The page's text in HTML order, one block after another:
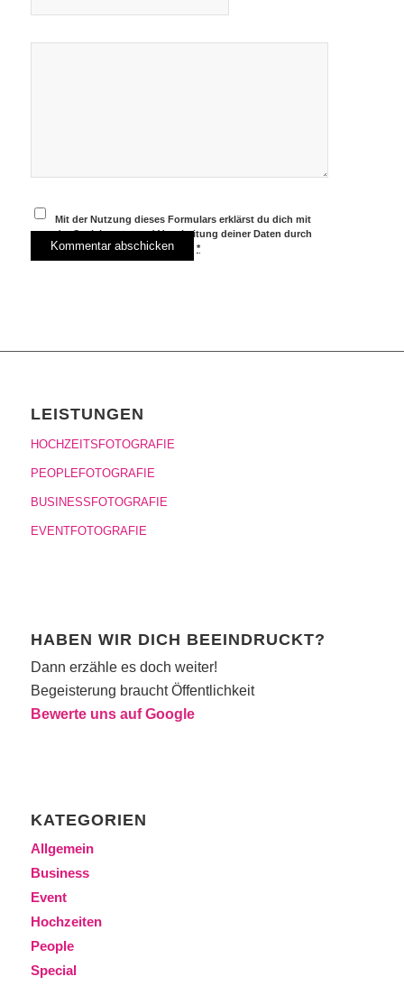
Mit der Nutzung dieses Formulars erklärst du dich mit
der Speicherung und Verarbeitung deiner Daten durch
diese Website einverstanden.*
LEISTUNGEN
HOCHZEITSFOTOGRAFIE
PEOPLEFOTOGRAFIE
BUSINESSFOTOGRAFIE
EVENTFOTOGRAFIE
HABEN WIR DICH BEEINDRUCKT?
Dann erzähle es doch weiter!
Begeisterung braucht Öffentlichkeit
Bewerte uns auf Google
KATEGORIEN
Allgemein
Business
Event
Hochzeiten
People
Special